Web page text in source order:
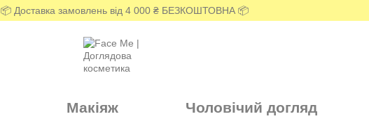
📦 Доставка замовлень від 4 000 ₴ БЕЗКОШТОВНА 📦
Макіяж Чоловічий догляд